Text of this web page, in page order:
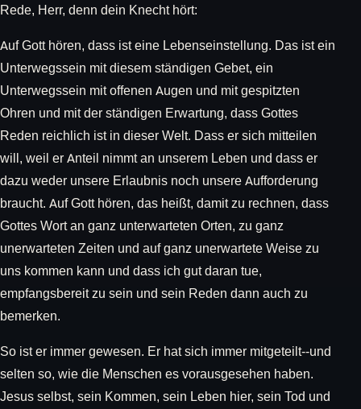
Rede, Herr, denn dein Knecht hört:
Auf Gott hören, dass ist eine Lebenseinstellung. Das ist ein
Unterwegssein mit diesem ständigen Gebet, ein
Unterwegssein mit offenen Augen und mit gespitzten
Ohren und mit der ständigen Erwartung, dass Gottes
Reden reichlich ist in dieser Welt. Dass er sich mitteilen
will, weil er Anteil nimmt an unserem Leben und dass er
dazu weder unsere Erlaubnis noch unsere Aufforderung
braucht. Auf Gott hören, das heißt, damit zu rechnen, dass
Gottes Wort an ganz unterwarteten Orten, zu ganz
unerwarteten Zeiten und auf ganz unerwartete Weise zu
uns kommen kann und dass ich gut daran tue,
empfangsbereit zu sein und sein Reden dann auch zu
bemerken.
So ist er immer gewesen. Er hat sich immer mitgeteilt--und
selten so, wie die Menschen es vorausgesehen haben.
Jesus selbst, sein Kommen, sein Leben hier, sein Tod und